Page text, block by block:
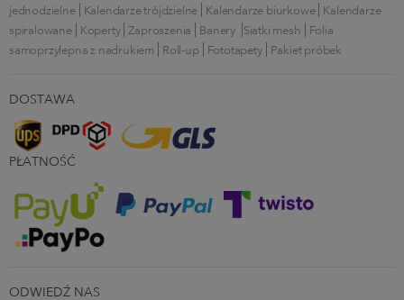
jednodzielne
Kalendarze trójdzielne Kalendarze biurkowe Kalendarze
spiralowane
Koperty Zaproszenia Banery Siatki mesh
Folia
samoprzylepna z nadrukiem
Roll-up Fototapety Pakiet próbek
DOSTAWA
PŁATNOŚĆ
ODWIEDŹ NAS